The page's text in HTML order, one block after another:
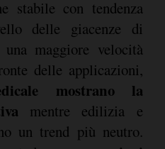
stabile con tendenza
delle giacenze di
maggiore velocità
delle applicazioni,
mostrano la
mentre edilizia e
un trend più neutro.